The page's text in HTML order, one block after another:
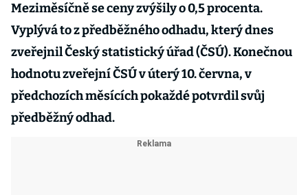
Meziměsíčně se ceny zvýšily o 0,5 procenta.
Vyplývá to z předběžného odhadu, který dnes
zveřejnil Český statistický úřad (ČSÚ). Konečnou
hodnotu zveřejní ČSÚ v úterý 10. června, v
předchozích měsících pokaždé potvrdil svůj
předběžný odhad.